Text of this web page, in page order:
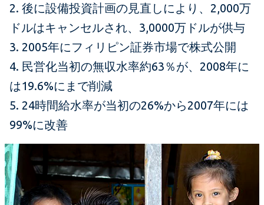
2. 後に設備投資計画の見直しにより、2,000万
ドルはキャンセルされ、3,0000万ドルが供与
3. 2005年にフィリピン証券市場で株式公開
4. 民営化当初の無収水率約63％が、2008年に
は19.6%にまで削減
5. 24時間給水率が当初の26%から2007年には
99%に改善